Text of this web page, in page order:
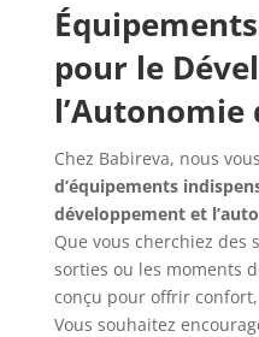
pour le
l’Autonomie
Chez Babireva, nous
d’équipements
développement et
Que vous cherchiez des
sorties ou les moments
conçu pour offrir
Vous souhaitez